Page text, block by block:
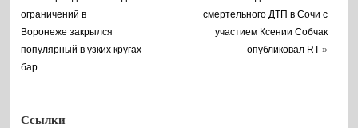
ограничений в
Воронеже закрылся
популярный в узких кругах
бар
смертельного ДТП в Сочи с
участием Ксении Собчак
опубликовал RT »
Ссылки